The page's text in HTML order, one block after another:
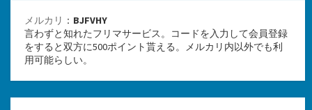
メルカリ ： BJFVHY
言わずと知れたフリマサービス。コードを入力して会員登録
をすると双方に500ポイント貰える。メルカリ内以外でも利
用可能らしい。